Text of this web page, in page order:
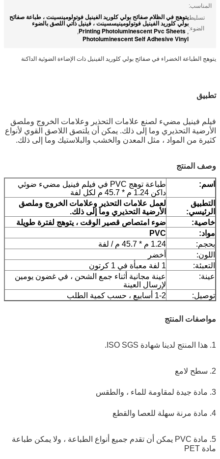
المناسب:
تسليط
الضوء:
يتوهج في الظلام صفائح بولي كلوريد الفينيل فوتولومينسينت ، طباعة صفائح
بولي كلوريد الفينيل فوتولومينيسسينت ، فينيل ذاتي اللصق بالضوء
,
Printing Photoluminescent Pvc Sheets
,
Photoluminescent Self Adhesive Vinyl
يتوهج الطباعة الخضراء في صفائح بولي كلوريد الفينيل ذات الإضاءة الضوئية الداكنة
تطبيق
فيلم فينيل مضيء لصنع علامات التحذير وعلامات الخروج وملصق
الأرضية التحذيري وما إلى ذلك. يمكن أن يلتصق اللاصق القوي لأنواع
كثيرة من المواد ، مثل المعدن والخشب والبلاستيك وما إلى ذلك.
وصف المنتج
اسم:
طباعة توهج PVC في فيلم فينيل مضيء ضوئي
داكن 1.24 م * 45.7 م لكل لفة
التطبيق
الرئيسي:
لعمل علامات التحذير وعلامات الخروج وملصق
الأرضية التحذيري وما إلى ذلك.
خاصية:
ضوء امتصاص قصير الوقت ، يتوهج لفترة طويلة
مواد:
PVC
بحجم:
1.24 م * 45.7 م / لفة
اللون:
أخضر
التعبئة:
1 لفة معبأة في 1 كرتون
عينة:
عينة مجانية أثناء جمع الشحن ، في غضون يومين
لإرسال العينة
توصيل:
1-2 أسابيع ، حسب كمية الطلب
مواصفات المنتج
1. هذا المنتج لدينا شهادة ISO SGS.
2. سطح لامع
3. مادة جيدة لمقاومة للماء ، والطقس
4. مادة مرنة سهلة للعصا والقطع
5. مادة PVC يمكن أن تقدم جميع أنواع الطباعة ، ولا يمكن طباعة
مادة PET